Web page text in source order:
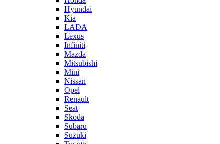
Hyundai
Kia
LADA
Lexus
Infiniti
Mazda
Mitsubishi
Mini
Nissan
Opel
Renault
Seat
Skoda
Subaru
Suzuki